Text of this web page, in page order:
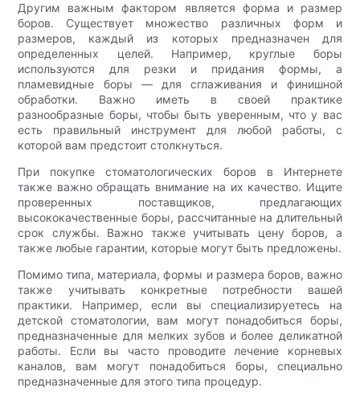
Другим важным фактором является форма и размер
боров. Существует множество различных форм и
размеров, каждый из которых предназначен для
определенных целей. Например, круглые боры
используются для резки и придания формы, а
пламевидные боры — для сглаживания и финишной
обработки. Важно иметь в своей практике
разнообразные боры, чтобы быть уверенным, что у вас
есть правильный инструмент для любой работы, с
которой вам предстоит столкнуться.
При покупке стоматологических боров в Интернете
также важно обращать внимание на их качество. Ищите
проверенных поставщиков, предлагающих
высококачественные боры, рассчитанные на длительный
срок службы. Важно также учитывать цену боров, а
также любые гарантии, которые могут быть предложены.
Помимо типа, материала, формы и размера боров, важно
также учитывать конкретные потребности вашей
практики. Например, если вы специализируетесь на
детской стоматологии, вам могут понадобиться боры,
предназначенные для мелких зубов и более деликатной
работы. Если вы часто проводите лечение корневых
каналов, вам могут понадобиться боры, специально
предназначенные для этого типа процедур.